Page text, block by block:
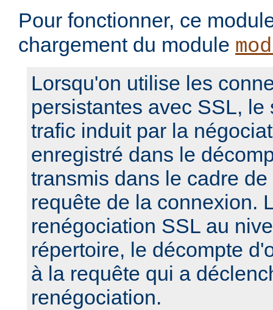
Pour fonctionner, ce
chargement du module
Lorsqu'on utilise les
persistantes avec SSL, le
trafic induit par la
enregistré dans le
transmis dans le cadre
requête de la connexion.
renégociation SSL au
répertoire, le décompte
à la requête qui a
renégociation.